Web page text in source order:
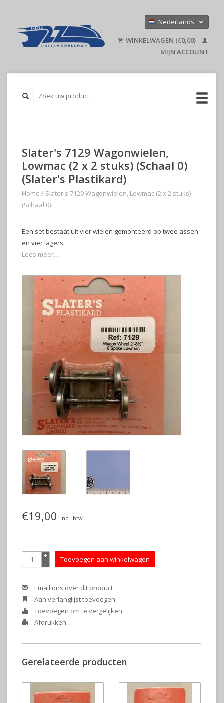
Nederlands
English
WINKELWAGEN (€0,00)
MIJN ACCOUNT
Slater's 7129 Wagonwielen,
Lowmac (2 x 2 stuks) (Schaal 0)
(Slater's Plastikard)
Home / Slater's 7129 Wagonwielen, Lowmac (2 x 2 stuks)
(Schaal 0)
Een set bestaat uit vier wielen gemonteerd op twee assen
en vier lagers.
Lees meer...
€19,00 Incl. btw
+
- Toevoegen aan winkelwagen
Email ons over dit product
Aan verlanglijst toevoegen
Toevoegen om te vergelijken
Afdrukken
Gerelateerde producten